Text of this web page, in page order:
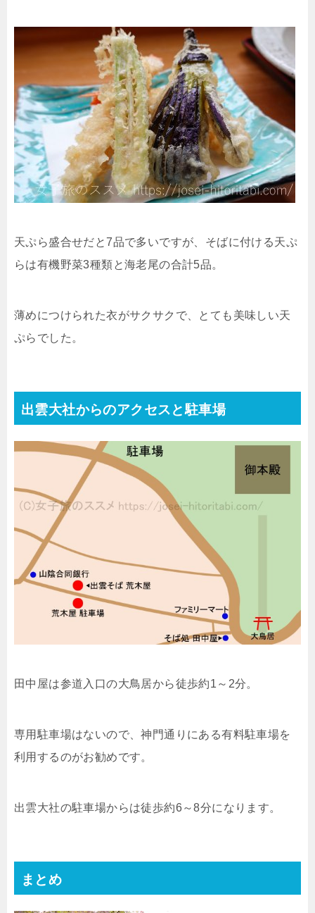
天ぷら盛合せだと7品で多いですが、そばに付ける天ぷ
らは有機野菜3種類と海老尾の合計5品。
薄めにつけられた衣がサクサクで、とても美味しい天
ぷらでした。
出雲大社からのアクセスと駐車場
田中屋は参道入口の大鳥居から徒歩約1～2分。
専用駐車場はないので、神門通りにある有料駐車場を
利用するのがお勧めです。
出雲大社の駐車場からは徒歩約6～8分になります。
まとめ